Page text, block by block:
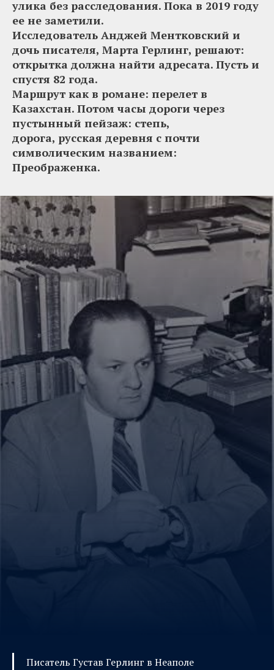
улика без расследования. Пока в 2019 году
ее не заметили.
Исследователь Анджей Ментковский и
дочь писателя, Марта Герлинг, решают:
открытка должна найти адресата. Пусть и
спустя 82 года.
Маршрут как в романе: перелет в
Казахстан. Потом часы дороги через
пустынный пейзаж: степь,
дорога, русская деревня с почти
символическим названием:
Преображенка.
Писатель Густав Герлинг в Неаполе